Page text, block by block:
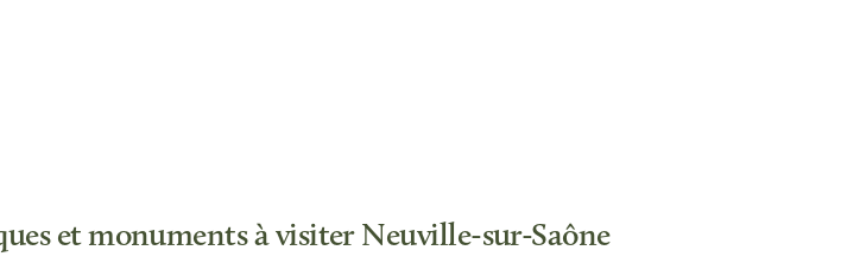
et monuments à visiter Neuville-sur-Saône